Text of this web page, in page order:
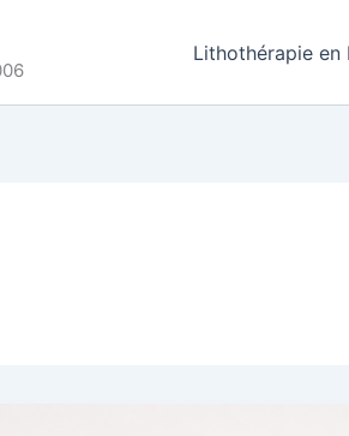
Lithothérapie en